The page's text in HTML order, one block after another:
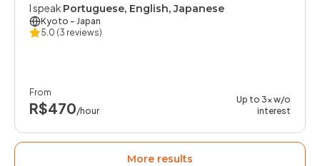
I speak Portuguese, English, Japanese
Kyoto - Japan
5.0 (3 reviews)
From
R$470/hour
Up to 3x w/o
interest
More results